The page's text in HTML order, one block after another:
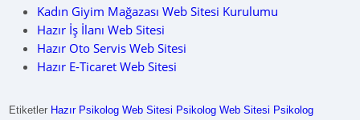
Kadın Giyim Mağazası Web Sitesi Kurulumu
Hazır İş İlanı Web Sitesi
Hazır Oto Servis Web Sitesi
Hazır E-Ticaret Web Sitesi
Etiketler Hazır Psikolog Web Sitesi Psikolog Web Sitesi Psikolog